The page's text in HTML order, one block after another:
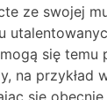
ze swojej
się temu
na przykład
się